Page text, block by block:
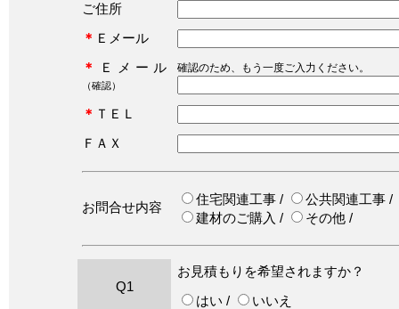
ご住所
＊ Ｅメール
＊
Ｅメール
（確認）
確認のため、もう一度ご入力ください。
＊ ＴＥＬ
ＦＡＸ
お問合せ内容
住宅関連工事 /
公共関連工事 /
建材のご購入 /
その他 /
Q1
お見積もりを希望されますか？
はい /
いいえ